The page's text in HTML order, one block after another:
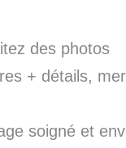
des photos
+ détails,
soigné et